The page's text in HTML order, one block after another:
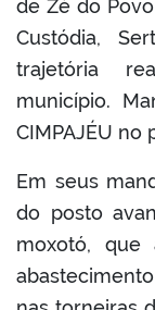
de Zé do
Custódia,
trajetória
município.
CIMPAJÉU no
Em seus
do posto
moxotó,